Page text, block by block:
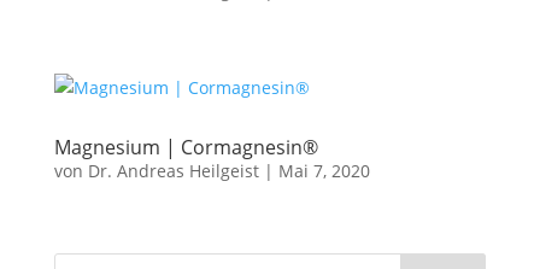
Magnesium | Cormagnesin®
von Dr. Andreas Heilgeist| Mai 7, 2020